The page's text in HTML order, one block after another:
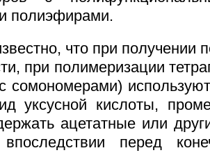
полиэфирами.
что при получении
при полимеризации
сомономерами)
уксусной кислоты,
ацетатные или
перед